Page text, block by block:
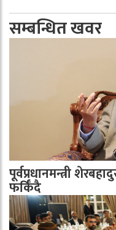
सम्बन्धित खवर
पूर्वप्रधानमन्त्री
फर्किँदै